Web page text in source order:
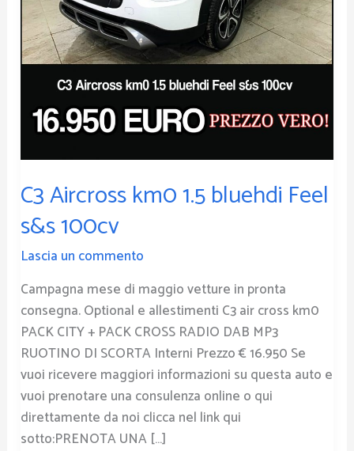
C3 Aircross km0 1.5 bluehdi Feel
s&s 100cv
Lascia un commento
Campagna mese di maggio vetture in pronta
consegna. Optional e allestimenti C3 air cross km0
PACK CITY + PACK CROSS RADIO DAB MP3
RUOTINO DI SCORTA Interni Prezzo € 16.950 Se
vuoi ricevere maggiori informazioni su questa auto e
vuoi prenotare una consulenza online o qui
direttamente da noi clicca nel link qui
sotto:PRENOTA UNA […]
100cv